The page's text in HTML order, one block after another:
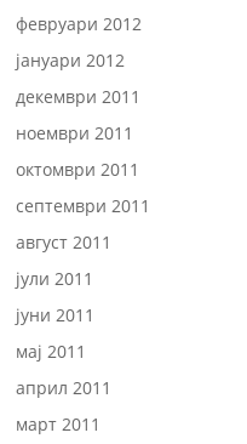
февруари 2012
јануари 2012
декември 2011
ноември 2011
октомври 2011
септември 2011
август 2011
јули 2011
јуни 2011
мај 2011
април 2011
март 2011